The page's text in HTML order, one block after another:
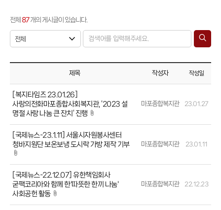
전체 87개의 게시글이 있습니다.
제목 작성자 작성일
[복지타임즈 23.01.26]
사랑의전화마포종합사회복지관, ‘2023 설
명절 사랑 나눔 큰 잔치’ 진행
마포종합복지관 23.01.27
[국제뉴스-23.1.11] 서울시자원봉사센터
청바지원단 보온보냉 도시락 가방 제작 기부
마포종합복지관 23.01.11
[국제뉴스-22.12.07] 유한책임회사
굳팩코리아와 함께 한'따뜻한 한끼 나눔'
사회공헌 활동
마포종합복지관 22.12.23